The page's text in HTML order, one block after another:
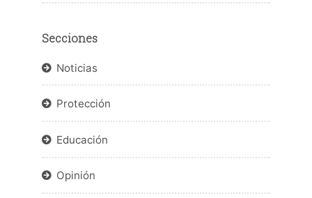
Secciones
Noticias
Protección
Educación
Opinión